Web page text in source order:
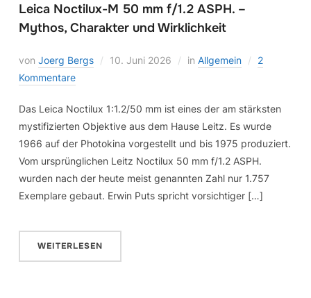
Leica Noctilux-M 50 mm f/1.2 ASPH. –
Mythos, Charakter und Wirklichkeit
von Joerg Bergs 10. Juni 2026 in Allgemein
2
Kommentare
Das Leica Noctilux 1:1.2/50 mm ist eines der am stärksten
mystifizierten Objektive aus dem Hause Leitz. Es wurde
1966 auf der Photokina vorgestellt und bis 1975 produziert.
Vom ursprünglichen Leitz Noctilux 50 mm f/1.2 ASPH.
wurden nach der heute meist genannten Zahl nur 1.757
Exemplare gebaut. Erwin Puts spricht vorsichtiger […]
WEITERLESEN